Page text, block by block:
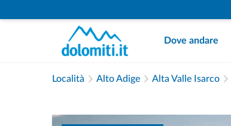
Dove andare
Località Alto Adige Alta Valle Isarco